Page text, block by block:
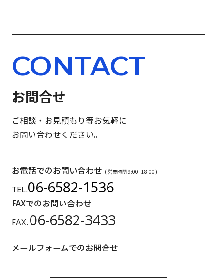
CONTACT
お問合せ
ご相談・お見積もり等お気軽に
お問い合わせください。
お電話でのお問い合わせ ( 営業時間 9:00 - 18:00 )
TEL.06-6582-1536
FAXでのお問い合わせ
FAX. 06-6582-3433
メールフォームでのお問合せ